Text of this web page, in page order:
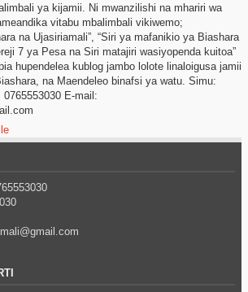
ya kijamii. Ni mwanzilishi na mhariri wa
vitabu mbalimbali vikiwemo;
na Ujasiriamali”, “Siri ya mafanikio ya Biashara
7 ya Pesa na Siri matajiri wasiyopenda kuitoa”
hupendelea kublog jambo lolote linaloigusa jamii
na Maendeleo binafsi ya watu. Simu:
E-mail: